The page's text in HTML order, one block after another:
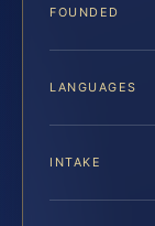
FOUNDED
LANGUAGES
INTAKE